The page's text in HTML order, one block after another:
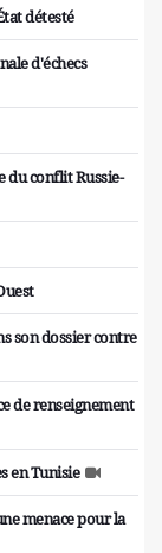
détesté
d'échecs
du conflit Russie-
son dossier contre
de renseignement
en Tunisie
menace pour la